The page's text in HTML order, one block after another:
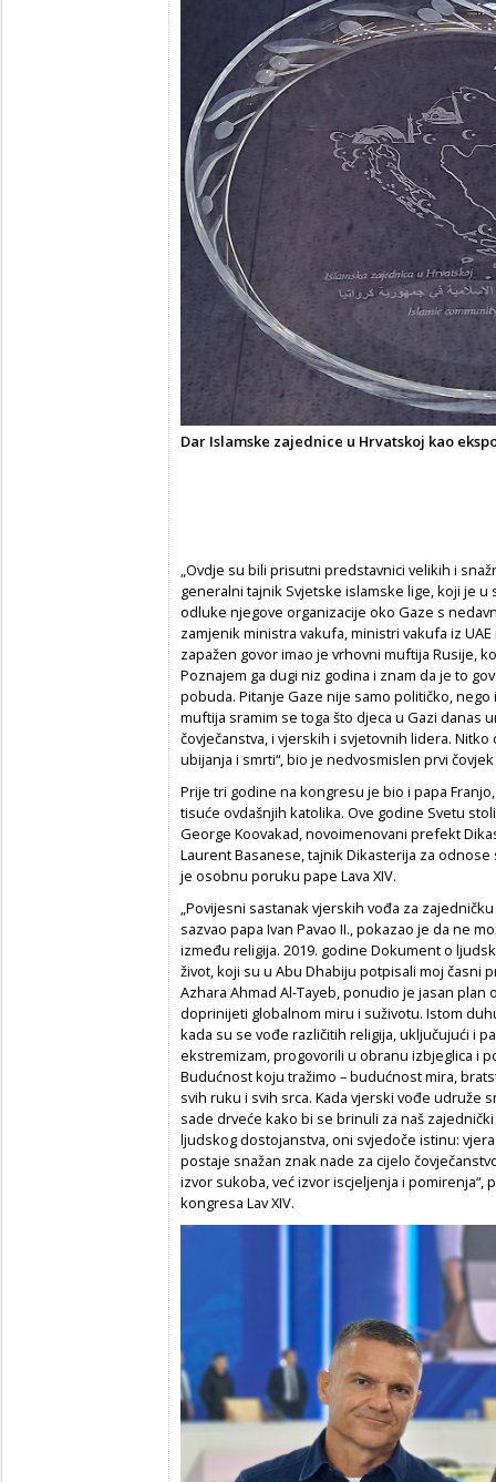
Dar Islamske zajednice u Hrvatskoj kao
„Ovdje su bili prisutni predstavnici velikih i
generalni tajnik Svjetske islamske lige, koji je
odluke njegove organizacije oko Gaze s
zamjenik ministra vakufa, ministri vakufa iz
zapažen govor imao je vrhovni muftija Rusije,
Poznajem ga dugi niz godina i znam da je to
pobuda. Pitanje Gaze nije samo političko,
muftija sramim se toga što djeca u Gazi danas
čovječanstva, i vjerskih i svjetovnih lidera.
ubijanja i smrti“, bio je nedvosmislen prvi
Prije tri godine na kongresu je bio i papa
tisuće ovdašnjih katolika. Ove godine Svetu
George Koovakad, novoimenovani prefekt
Laurent Basanese, tajnik Dikasterija za
je osobnu poruku pape Lava XIV.
„Povijesni sastanak vjerskih vođa za
sazvao papa Ivan Pavao II., pokazao je da ne
između religija. 2019. godine Dokument o
život, koji su u Abu Dhabiju potpisali moj časni
Azhara Ahmad Al-Tayeb, ponudio je jasan
doprinijeti globalnom miru i suživotu. Istom
kada su se vođe različitih religija, uključujući i
ekstremizam, progovorili u obranu izbjeglica i
Budućnost koju tražimo – budućnost mira,
svih ruku i svih srca. Kada vjerski vođe udruže
sade drveće kako bi se brinuli za naš
ljudskog dostojanstva, oni svjedoče istinu:
postaje snažan znak nade za cijelo
izvor sukoba, već izvor iscjeljenja i pomirenja“,
kongresa Lav XIV.